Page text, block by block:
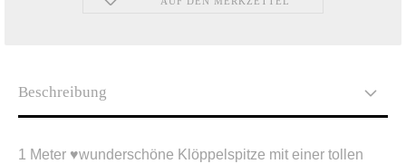
Beschreibung
1 Meter ♥wunderschöne Klöppelspitze mit einer tollen